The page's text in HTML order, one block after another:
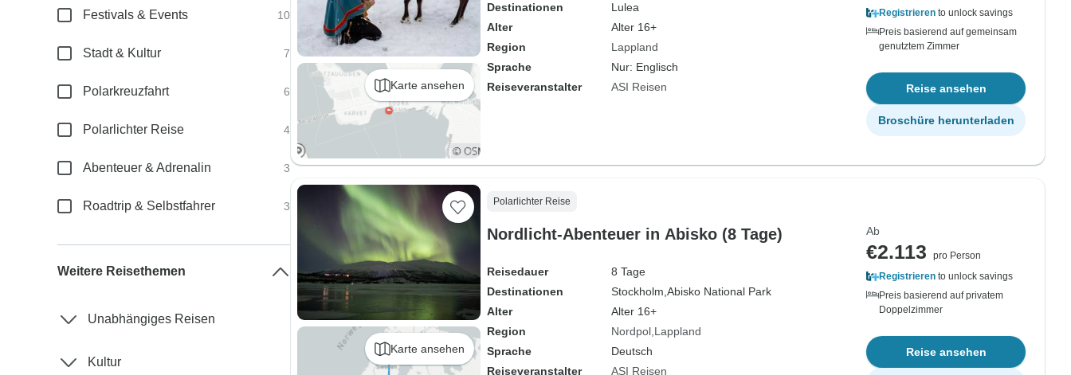
Karte ansehen
Destinationen
Lulea
Alter
Alter 16+
Region
Lappland
Sprache
Nur: Englisch
Reiseveranstalter
ASI Reisen
Registrieren to unlock savings
Preis basierend auf gemeinsam
genutztem Zimmer
Reise ansehen
Broschüre herunterladen
Karte ansehen
Polarlichter Reise
Nordlicht-Abenteuer in Abisko (8 Tage)
Reisedauer
8 Tage
Destinationen
Stockholm, Abisko National Park
Alter
Alter 16+
Region
Nordpol Lappland
Sprache
Deutsch
Reiseveranstalter
ASI Reisen
Ab
€2.113
pro Person
Registrieren to unlock savings
Preis basierend auf privatem
Doppelzimmer
Reise ansehen
Festivals & Events 10
Stadt & Kultur 7
Polarkreuzfahrt 6
Polarlichter Reise 4
Abenteuer & Adrenalin 3
Roadtrip & Selbstfahrer 3
Weitere Reisethemen
Unabhängiges Reisen
Kultur